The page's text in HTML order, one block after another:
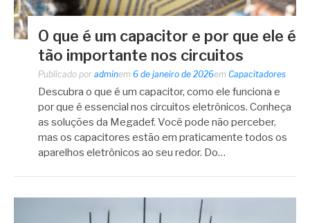
O que é um capacitor e por que ele é
tão importante nos circuitos
Publicado por adminem 6 de janeiro de 2026em Capacitadores
Descubra o que é um capacitor, como ele funciona e
por que é essencial nos circuitos eletrônicos. Conheça
as soluções da Megadef. Você pode não perceber,
mas os capacitores estão em praticamente todos os
aparelhos eletrônicos ao seu redor. Do…